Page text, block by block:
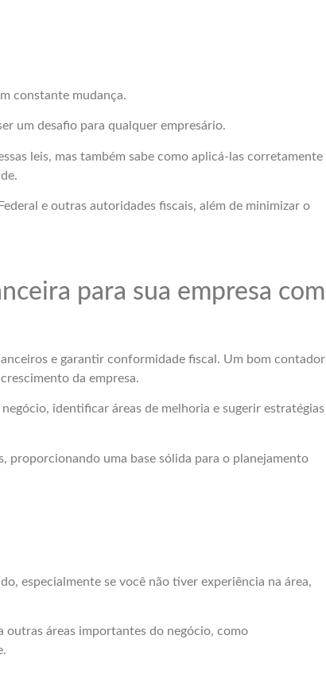
constante mudança.
um desafio para qualquer empresário.
leis, mas também sabe como aplicá-las corretamente
e outras autoridades fiscais, além de minimizar o
para sua empresa com
e garantir conformidade fiscal. Um bom contador
da empresa.
identificar áreas de melhoria e sugerir estratégias
proporcionando uma base sólida para o planejamento
especialmente se você não tiver experiência na área,
outras áreas importantes do negócio, como